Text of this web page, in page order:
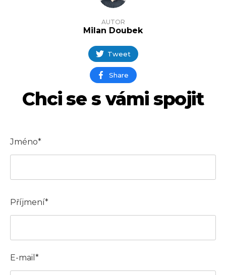
AUTOR
Milan Doubek
Tweet
Share
Chci se s vámi spojit
Jméno*
Příjmení*
E-mail*